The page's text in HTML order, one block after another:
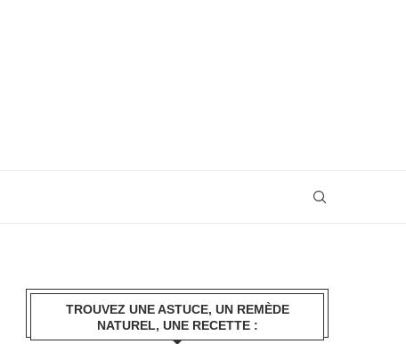
TROUVEZ UNE ASTUCE, UN REMÈDE
NATUREL, UNE RECETTE :